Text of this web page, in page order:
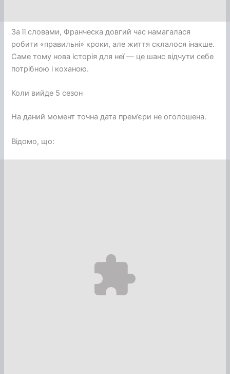
За її словами, Франческа довгий час намагалася
робити «правильні» кроки, але життя склалося інакше.
Саме тому нова історія для неї — це шанс відчути себе
потрібною і коханою.
Коли вийде 5 сезон
На даний момент точна дата прем’єри не оголошена.
Відомо, що: